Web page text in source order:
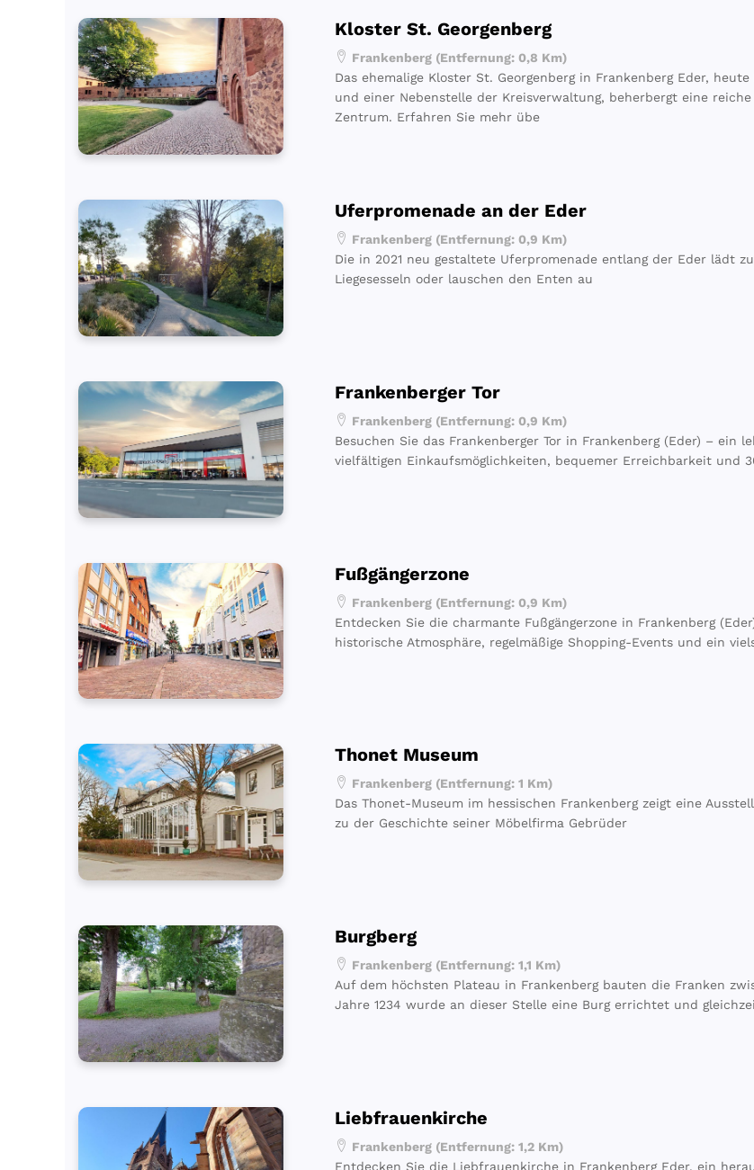
Kloster St. Georgenberg
Frankenberg (Entfernung: 0,8 Km)
Das ehemalige Kloster St. Georgenberg in Frankenberg Eder,
und einer Nebenstelle der Kreisverwaltung, beherbergt eine
Zentrum. Erfahren Sie mehr übe
Uferpromenade an der Eder
Frankenberg (Entfernung: 0,9 Km)
Die in 2021 neu gestaltete Uferpromenade entlang der Eder lädt
Liegesesseln oder lauschen den Enten au
Frankenberger Tor
Frankenberg (Entfernung: 0,9 Km)
Besuchen Sie das Frankenberger Tor in Frankenberg (Eder) –
vielfältigen Einkaufsmöglichkeiten, bequemer Erreichbarkeit und
Fußgängerzone
Frankenberg (Entfernung: 0,9 Km)
Entdecken Sie die charmante Fußgängerzone in Frankenberg
historische Atmosphäre, regelmäßige Shopping-Events und ein
Thonet Museum
Frankenberg (Entfernung: 1 Km)
Das Thonet-Museum im hessischen Frankenberg zeigt eine
zu der Geschichte seiner Möbelfirma Gebrüder
Burgberg
Frankenberg (Entfernung: 1,1 Km)
Auf dem höchsten Plateau in Frankenberg bauten die Franken
Jahre 1234 wurde an dieser Stelle eine Burg errichtet und
Liebfrauenkirche
Frankenberg (Entfernung: 1,2 Km)
Entdecken Sie die Liebfrauenkirche in Frankenberg Eder, ein